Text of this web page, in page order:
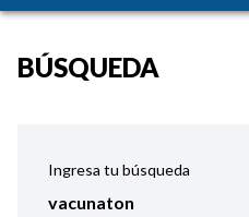
BÚSQUEDA
Ingresa tu búsqueda